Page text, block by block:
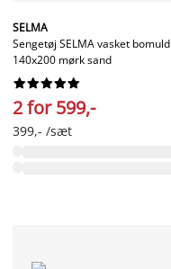
SELMA
Sengetøj SELMA vasket bomuld
140x200 mørk sand






2 for 599,-
399,- /sæt